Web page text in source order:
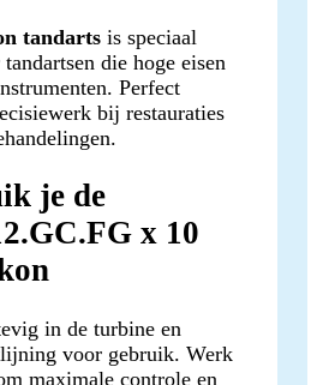
tandarts is speciaal
die hoge eisen
Perfect
bij restauraties
je de
x 10
in de turbine en
voor gebruik. Werk
maximale controle en